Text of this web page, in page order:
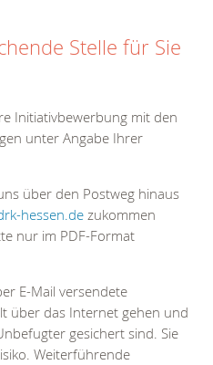
Stelle für Sie
Initiativbewerbung mit den
unter Angabe Ihrer
über den Postweg hinaus
hessen.de zukommen
nur im PDF-Format
E-Mail versendete
über das Internet gehen und
gesichert sind. Sie
Weiterführende